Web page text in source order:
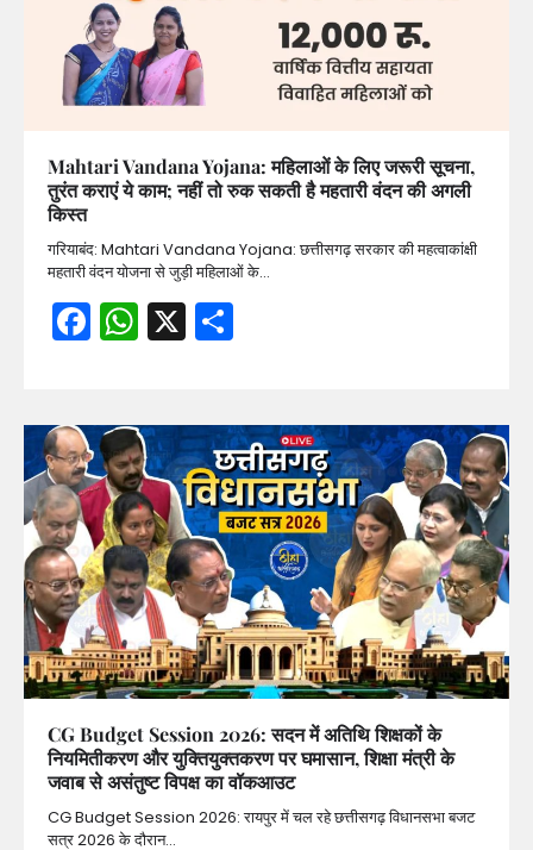
Mahtari Vandana Yojana: महिलाओं के लिए जरूरी सूचना,
तुरंत कराएं ये काम; नहीं तो रुक सकती है महतारी वंदन की अगली
किस्त
गरियाबंद: Mahtari Vandana Yojana: छत्तीसगढ़ सरकार की महत्वाकांक्षी
महतारी वंदन योजना से जुड़ी महिलाओं के…
Facebook
WhatsApp
X
CG Budget Session 2026: सदन में अतिथि शिक्षकों के
नियमितीकरण और युक्तियुक्तकरण पर घमासान, शिक्षा मंत्री के
जवाब से असंतुष्ट विपक्ष का वॉकआउट
CG Budget Session 2026: रायपुर में चल रहे छत्तीसगढ़ विधानसभा बजट
सत्र 2026 के दौरान…